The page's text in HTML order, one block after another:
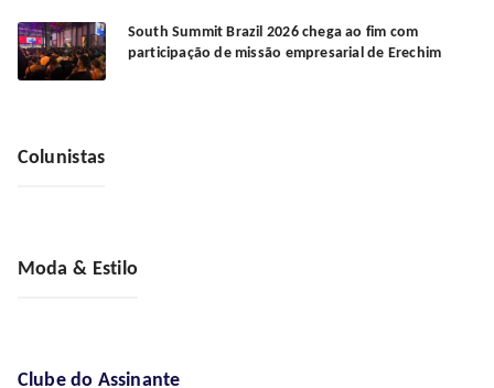
South Summit Brazil 2026 chega ao fim com
participação de missão empresarial de Erechim
Colunistas
Moda & Estilo
Clube do Assinante